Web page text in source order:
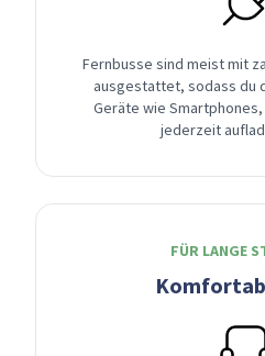
Fernbusse sind meist mit
ausgestattet, sodass du
Geräte wie
jederzeit
FÜR LANGE